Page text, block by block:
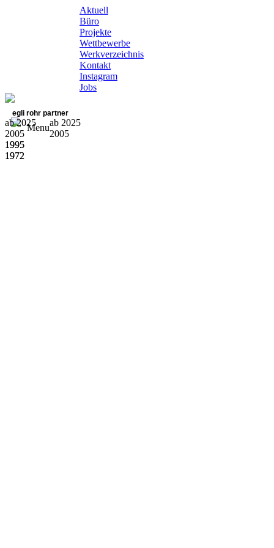
Aktuell
Büro
Projekte
Wettbewerbe
Werkverzeichnis
Kontakt
Instagram
Jobs
egli rohr partner
Menu
ab 2025
2005
1995
1972
ab 2025
2005
1995
1972